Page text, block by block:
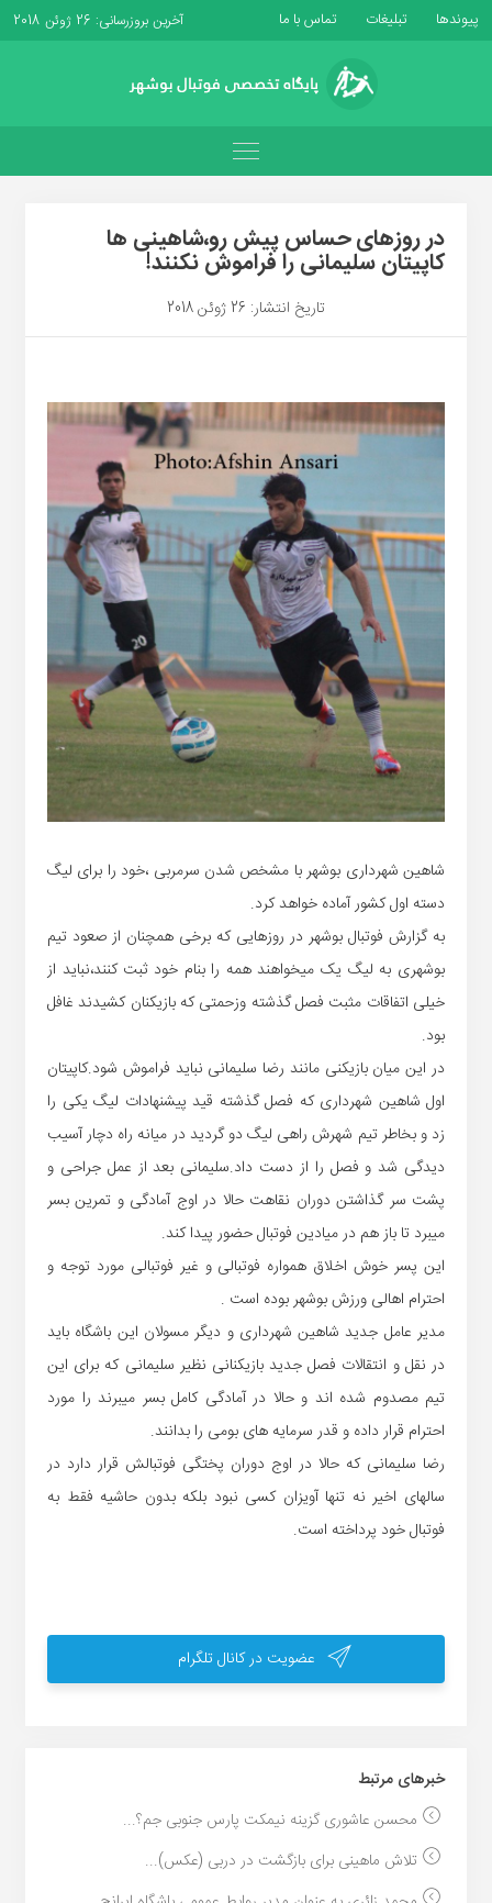
پیوندها تبلیغات تماس با ما آخرین بروزرسانی: 26 ژوئن 2018
در روزهای حساس پیش رو،شاهینی ها
کاپیتان سلیمانی را فراموش نکنند!
تاریخ انتشار: 26 ژوئن 2018
شاهین شهرداری بوشهر با مشخص شدن سرمربی ،خود را برای لیگ
دسته اول کشور آماده خواهد کرد.
به گزارش فوتبال بوشهر در روزهایی که برخی همچنان از صعود تیم
بوشهری به لیگ یک میخواهند همه را بنام خود ثبت کنند،نباید از
خیلی اتفاقات مثبت فصل گذشته و‌زحمتی که بازیکنان کشیدند غافل
بود.
در این میان بازیکنی مانند رضا سلیمانی نباید فراموش شود.کاپیتان
اول شاهین شهرداری که فصل گذشته قید پیشنهادات لیگ یکی را
زد و بخاطر تیم شهرش راهی لیگ دو گردید در میانه راه دچار آسیب
دیدگی شد و فصل را از دست داد.سلیمانی بعد از عمل جراحی و
پشت سر گذاشتن دوران نقاهت حالا در اوج آمادگی و تمرین بسر
میبرد تا باز هم در میادین فوتبال حضور پیدا کند.
این پسر خوش اخلاق همواره فوتبالی و غیر فوتبالی مورد توجه و
احترام اهالی ورزش بوشهر بوده است .
مدیر عامل جدید شاهین شهرداری و دیگر مسولان این باشگاه باید
در نقل و انتقالات فصل جدید بازیکنانی نظیر سلیمانی که برای این
تیم مصدوم شده اند و حالا در آمادگی کامل بسر میبرند را مورد
احترام قرار داده و قدر سرمایه های بومی را بدانند.
رضا سلیمانی که حالا در اوج دوران پختگی فوتبالش قرار دارد در
سالهای اخیر نه تنها آویزان کسی نبود بلکه بدون حاشیه فقط به
فوتبال خود پرداخته است.
عضویت در کانال تلگرام
خبر‌های مرتبط
محسن عاشوری گزینه نیمکت پارس جنوبی جم؟...
تلاش ماهینی برای بازگشت در دربی (عکس)...